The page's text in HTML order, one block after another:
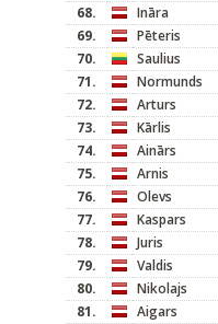
68.
Ināra
69.
Pēteris
70.
Saulius
71.
Normunds
72.
Arturs
73.
Kārlis
74.
Ainārs
75.
Arnis
76.
Olevs
77.
Kaspars
78.
Juris
79.
Valdis
80.
Nikolajs
81.
Aigars